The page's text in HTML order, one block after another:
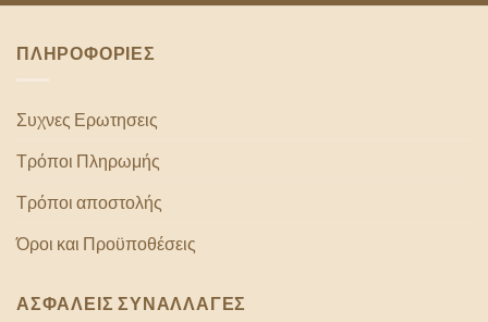
ΠΛΗΡΟΦΟΡΙΕΣ
Συχνες Ερωτησεις
Τρόποι Πληρωμής
Τρόποι αποστολής
Όροι και Προϋποθέσεις
ΑΣΦΑΛΕΙΣ ΣΥΝΑΛΛΑΓΕΣ